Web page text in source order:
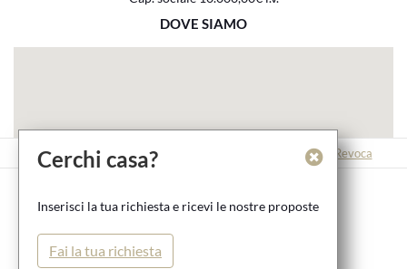
DOVE SIAMO
Contatti Imprint Protezione dati Termini e condizioni Revoca
Cerchi casa?
Inserisci la tua richiesta e ricevi le nostre proposte
Fai la tua richiesta